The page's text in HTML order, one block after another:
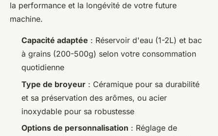
la performance et la longévité de votre future
machine.
Capacité adaptée : Réservoir d'eau (1-2L) et bac
à grains (200-500g) selon votre consommation
quotidienne
Type de broyeur : Céramique pour sa durabilité
et sa préservation des arômes, ou acier
inoxydable pour sa robustesse
Options de personnalisation : Réglage de